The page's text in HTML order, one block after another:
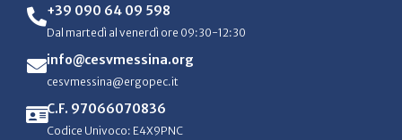
+39 090 64 09 598
Dal martedì al venerdì ore 09:30-12:30
info@cesvmessina.org
cesvmessina@ergopec.it
C.F. 97066070836
Codice Univoco: E4X9PNC